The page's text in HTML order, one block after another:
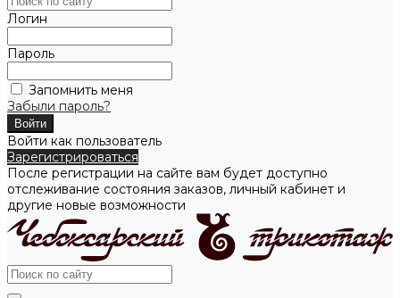
Логин
Пароль
Запомнить меня
Забыли пароль?
Войти как пользователь
Зарегистрироваться
После регистрации на сайте вам будет доступно
отслеживание состояния заказов, личный кабинет и
другие новые возможности